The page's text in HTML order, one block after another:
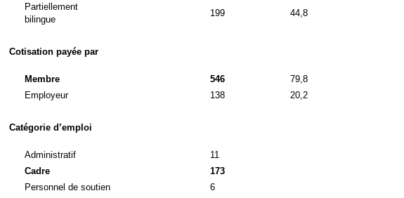
Partiellement
bilingue
199 44,8
Cotisation payée par
Membre 546
79,8
Employeur
138 20,2
Catégorie d’emploi
Administratif
11
Cadre
173
Personnel de soutien
6